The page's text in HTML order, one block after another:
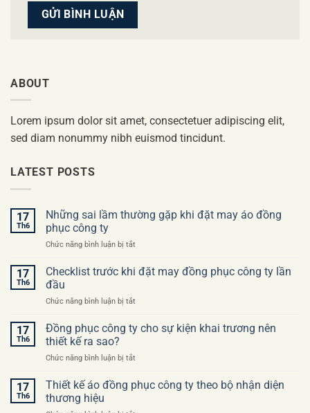
ABOUT
Lorem ipsum dolor sit amet, consectetuer adipiscing elit,
sed diam nonummy nibh euismod tincidunt.
LATEST POSTS
17
Th6
Những sai lầm thường gặp khi đặt may áo đồng
phục công ty
Chức năng bình luận bị tắt
sai
lầm
gặp
đặt
đồng
công
17
Th6
Checklist trước khi đặt may đồng phục công ty lần
đầu
Chức năng bình luận bị tắt
trước
may
phục
17
Th6
Đồng phục công ty cho sự kiện khai trương nên
thiết kế ra sao?
Chức năng bình luận bị tắt
phục
công
17
Th6
Thiết kế áo đồng phục công ty theo bộ nhận diện
thương hiệu